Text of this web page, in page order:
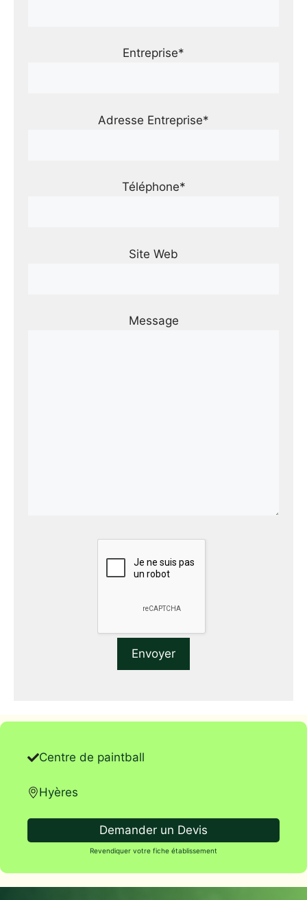
Entreprise*
Adresse Entreprise*
Téléphone*
Site Web
Message
Centre de paintball
Hyères
Demander un Devis
Revendiquer votre fiche établissement